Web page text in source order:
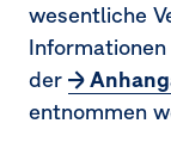
18. At-equity
19. Vorräte
20. Finanzielle
wesentliche
der
entnommen